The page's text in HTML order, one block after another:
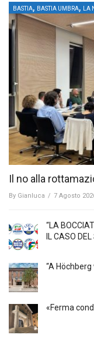
BASTIA, BASTIA UMBRA, LA
Il no alla
By Gianluca / 7 Agosto
“LA
IL CASO
“A
«Ferma